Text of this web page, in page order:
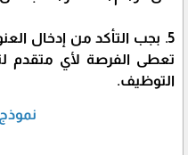
5. بجب التأكد من إدخال
تعطى الفرصة لأي متقدم
التوظيف.